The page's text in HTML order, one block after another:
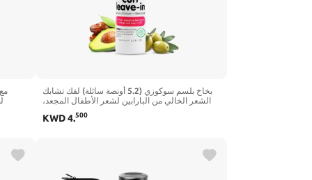
بخاخ بلسم سوكوزي (5.2 أونصة سائلة) لفك تشابك
الشعر الخالي من البارابين لشعر الأطفال المجعد،
ومغذي بالكيراتين وفيتامين ب5 وزيت الزيتون وزيت
KWD4.500